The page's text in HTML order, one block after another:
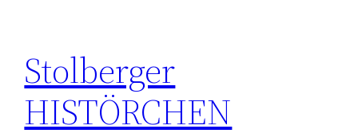
Stolberger
HISTÖRCHEN